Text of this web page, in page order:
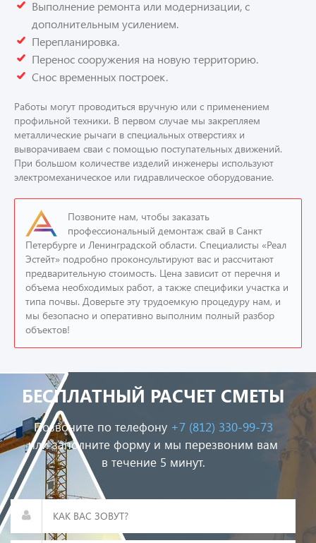
Выполнение ремонта или модернизации, с
дополнительным усилением.
Перепланировка.
Перенос сооружения на новую территорию.
Снос временных построек.
Работы могут проводиться вручную или с применением
профильной техники. В первом случае мы закрепляем
металлические рычаги в специальных отверстиях и
выворачиваем сваи с помощью поступательных движений.
При большом количестве изделий инженеры используют
электромеханическое или гидравлическое оборудование.
Позвоните нам, чтобы заказать
профессиональный демонтаж свай в Санкт
Петербурге и Ленинградской области. Специалисты «Реал
Эстейт» подробно проконсультируют вас и рассчитают
предварительную стоимость. Цена зависит от перечня и
объема необходимых работ, а также специфики участка и
типа почвы. Доверьте эту трудоемкую процедуру нам, и
мы безопасно и оперативно выполним полный разбор
объектов!
БЕСПЛАТНЫЙ РАСЧЕТ СМЕТЫ
Позвоните по телефону +7 (812) 330-99-73
или заполните форму и мы перезвоним вам
в течение 5 минут.